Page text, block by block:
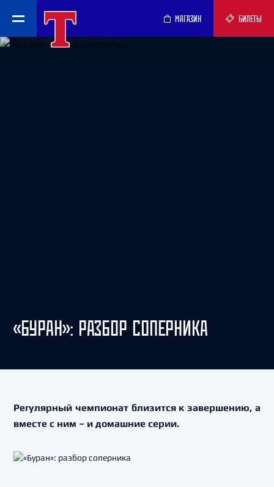
МАГАЗИН БИЛЕТЫ
«БУРАН»: РАЗБОР СОПЕРНИКА
Регулярный чемпионат близится к завершению, а
вместе с ним – и домашние серии.